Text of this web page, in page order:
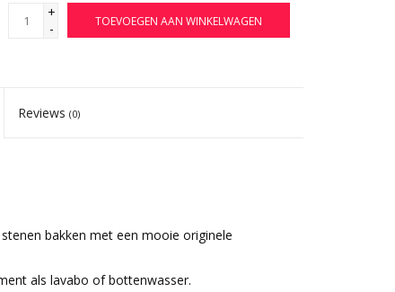
+
-
TOEVOEGEN AAN WINKELWAGEN
Reviews(0)
bakken met een mooie originele
als lavabo of bottenwasser.